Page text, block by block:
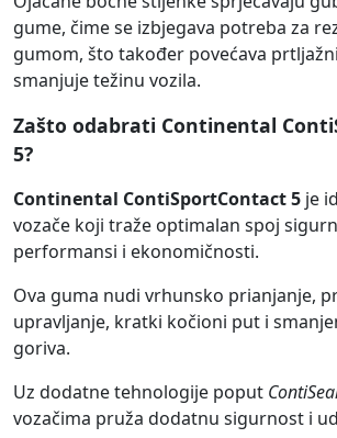
gume, čime se izbjegava potreba za
gumom, što također povećava
smanjuje težinu vozila.
Zašto odabrati Continental
5?
Continental ContiSportContact 5 je
vozače koji traže optimalan spoj
performansi i ekonomičnosti.
Ova guma nudi vrhunsko prianjanje,
upravljanje, kratki kočioni put i
goriva.
Uz dodatne tehnologije poput
vozačima pruža dodatnu sigurnost i